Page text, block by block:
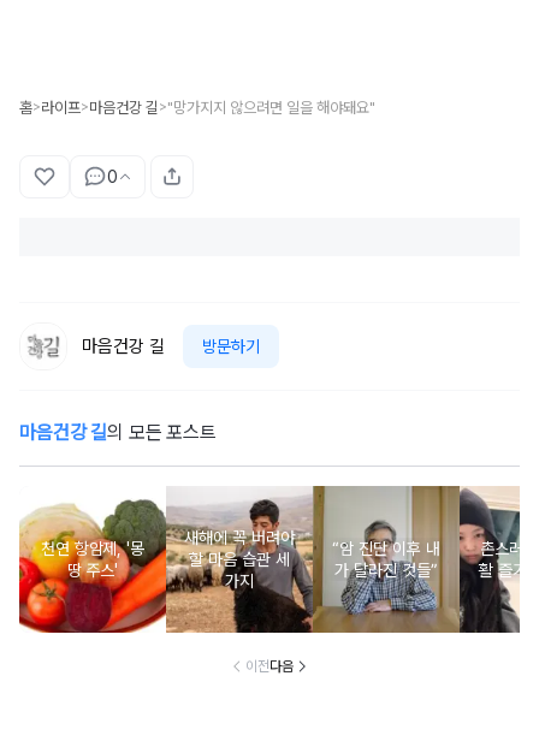
홈>라이프>마음건강 길 >"망가지지 않으려면 일을 해야돼요"
0
마음건강 길 방문하기
마음건강 길의 모든 포스트
천연 항암제, '몽
땅 주스'
새해에 꼭 버려야
할 마음 습관 세
가지
“암 진단 이후 내
가 달라진 것들”
촌스러
활 즐기
이전다음